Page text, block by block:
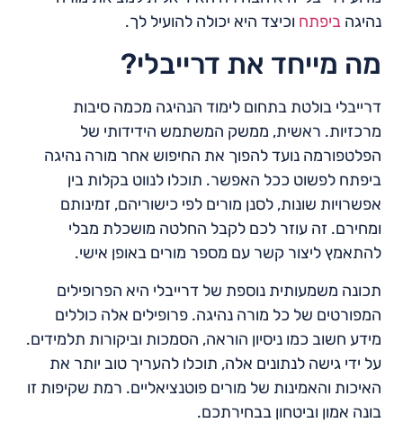
נהיגה ביפתח וכיצד היא יכולה להועיל לך.
מה מייחד את דרייבלי?
דרייבלי בולטת בתחום לימוד הנהיגה מכמה סיבות
מרכזיות. ראשית, ממשק המשתמש הידידותי של
הפלטפורמה נועד להפוך את החיפוש אחר מורה נהיגה
ביפתח לפשוט ככל האפשר. תוכלו לנווט בקלות בין
אפשרויות שונות, לסנן מורים לפי כישוריהם, זמינותם
ומחירם. זה עוזר לכם לקבל החלטה מושכלת מבלי
להתאמץ ליצור קשר עם מספר מורים באופן אישי.
תכונה משמעותית נוספת של דרייבלי היא הפרופילים
המפורטים של כל מורה נהיגה. פרופילים אלה כוללים
מידע חשוב כמו ניסיון הוראה, הסמכות וביקורות תלמידים.
על ידי גישה לנתונים אלה, תוכלו להעריך טוב יותר את
האיכות והאמינות של מורים פוטנציאליים. רמת שקיפות זו
בונה אמון וביטחון בבחירתכם.